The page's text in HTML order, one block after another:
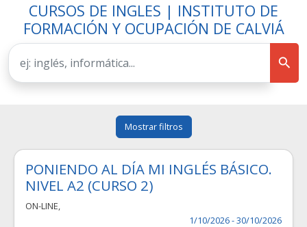
CURSOS DE INGLES | INSTITUTO DE
FORMACIÓN Y OCUPACIÓN DE CALVIÁ
Mostrar filtros
PONIENDO AL DÍA MI INGLÉS BÁSICO.
NIVEL A2 (CURSO 2)
ON-LINE,
1/10/2026 - 30/10/2026